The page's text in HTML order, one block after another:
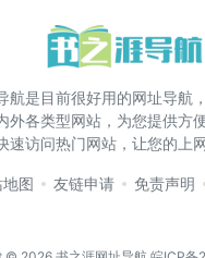
航是目前很好用的网址导航
外各类型网站，为您提供方
速访问热门网站，让您的上
图 友链申请 免责声明